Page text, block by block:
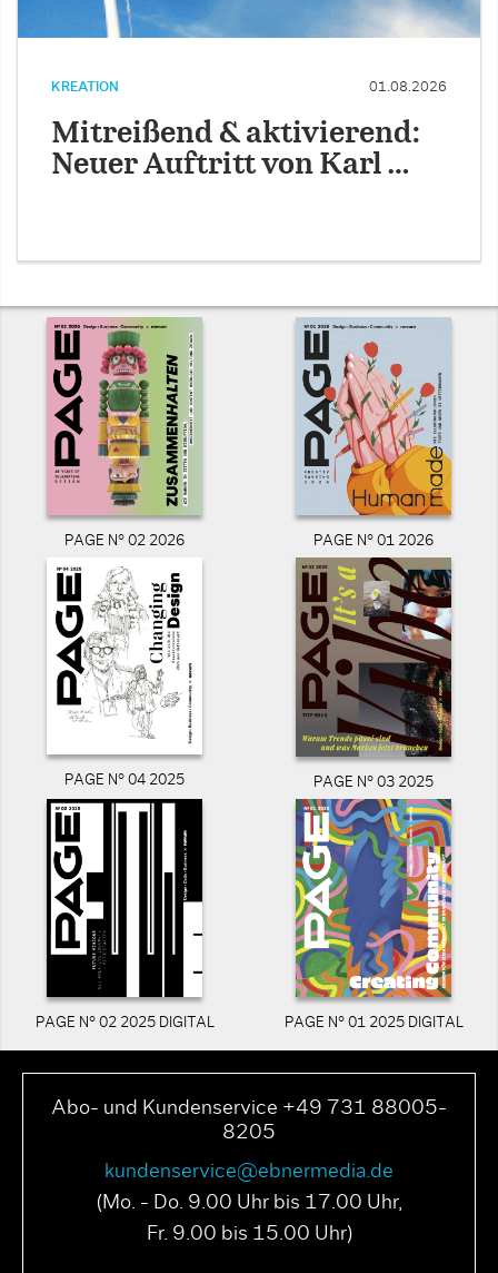
KREATION 01.08.2026
Mitreißend & aktivierend:
Neuer Auftritt von Karl …
PAGE N° 02 2026 PAGE N° 01 2026
PAGE N° 04 2025 PAGE N° 03 2025
PAGE N° 02 2025 DIGITAL PAGE N° 01 2025 DIGITAL
Abo- und Kundenservice +49 731 88005-
8205
kundenservice@ebnermedia.de
(Mo. - Do. 9.00 Uhr bis 17.00 Uhr,
Fr. 9.00 bis 15.00 Uhr)